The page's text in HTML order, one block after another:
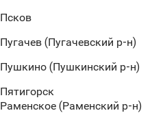
Псков
Пугачев (Пугачевский р-н)
Пушкино (Пушкинский р-н)
Пятигорск
Раменское (Раменский р-н)